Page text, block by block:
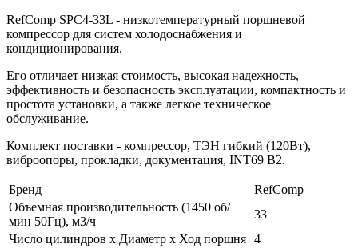
RefComp SPC4-33L - низкотемпературный поршневой
компрессор для систем холодоснабжения и
кондиционирования.
Его отличает низкая стоимость, высокая надежность,
эффективность и безопасность эксплуатации, компактность и
простота установки, а также легкое техническое
обслуживание.
Комплект поставки - компрессор, ТЭН гибкий (120Вт),
виброопоры, прокладки, документация, INT69 B2.
Бренд
RefComp
Объемная производительность (1450 об/
мин 50Гц), м3/ч
33
Число цилиндров х Диаметр х Ход поршня 4